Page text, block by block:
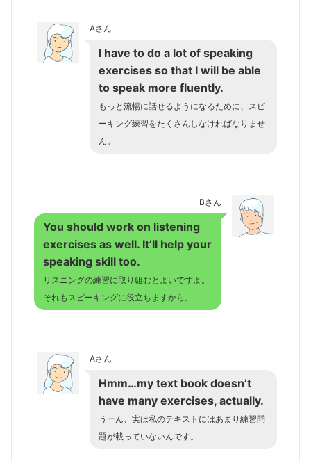
Aさん
I have to do a lot of speaking
exercises so that I will be able
to speak more fluently.
もっと流暢に話せるようになるために、スピ
ーキング練習をたくさんしなければなりませ
ん。
Bさん
You should work on listening
exercises as well. It’ll help your
speaking skill too.
リスニングの練習に取り組むとよいですよ。
それもスピーキングに役立ちますから。
Aさん
Hmm…my text book doesn’t
have many exercises, actually.
うーん、実は私のテキストにはあまり練習問
題が載っていないんです。